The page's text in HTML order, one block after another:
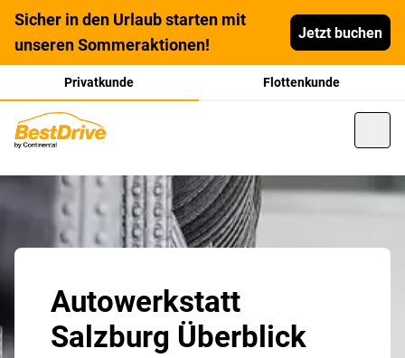
Sicher in den Urlaub starten mit
unseren Sommeraktionen!
Jetzt buchen
Privatkunde Flottenkunde
Autowerkstatt
Salzburg Überblick